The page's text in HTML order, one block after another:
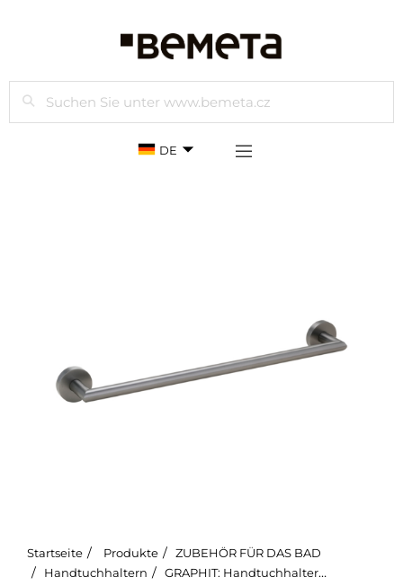
Suchen
DE
Startseite Produkte
ZUBEHÖR FÜR DAS BAD
Handtuchhaltern
GRAPHIT: Handtuchhalter, 450 mm